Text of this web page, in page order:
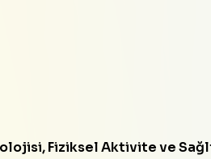
Fiziksel Aktivite ve